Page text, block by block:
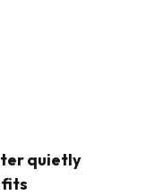
quietly